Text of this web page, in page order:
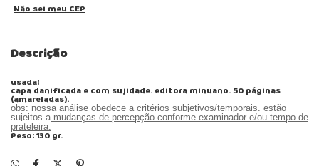
Não sei meu CEP
Descrição
usada!
capa danificada e com sujidade. editora minuano. 50 páginas
(amareladas).
obs: nossa análise obedece a critérios subjetivos/temporais. estão
sujeitos a mudanças de percepção conforme examinador e/ou tempo de
prateleira.
Peso: 130 gr.